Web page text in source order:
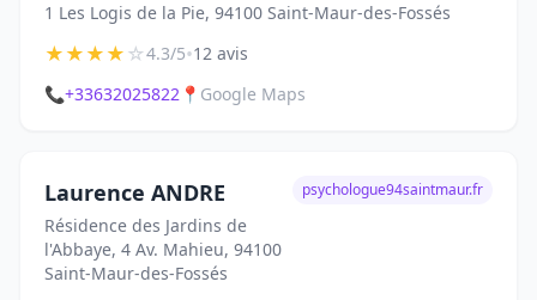
1 Les Logis de la Pie, 94100 Saint-Maur-des-Fossés
★★★★☆4.3/5•12 avis
📞+33632025822 📍 Google Maps
Laurence ANDRE
Résidence des Jardins de
l'Abbaye, 4 Av. Mahieu, 94100
Saint-Maur-des-Fossés
psychologue94saintmaur.fr